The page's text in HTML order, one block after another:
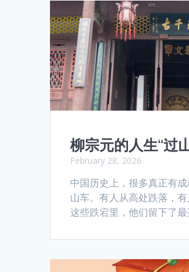
柳宗元的人生“过
February 28, 2026
中国历史上，很多真正有
山车。有人从高处跌落，
这些跌宕里，他们留下了最